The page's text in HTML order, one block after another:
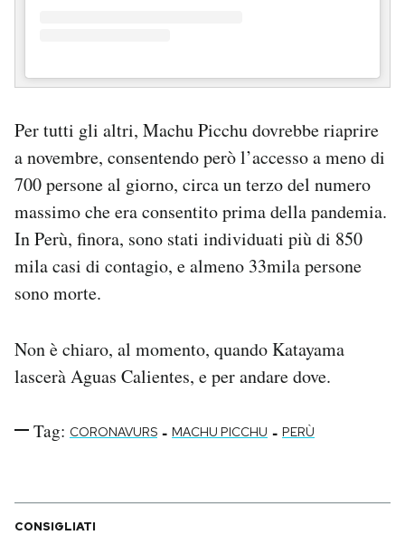
Per tutti gli altri, Machu Picchu dovrebbe riaprire
a novembre, consentendo però l’accesso a meno di
700 persone al giorno, circa un terzo del numero
massimo che era consentito prima della pandemia.
In Perù, finora, sono stati individuati più di 850
mila casi di contagio, e almeno 33mila persone
sono morte.
Non è chiaro, al momento, quando Katayama
lascerà Aguas Calientes, e per andare dove.
Tag: CORONAVURS - MACHU PICCHU - PERÙ
CONSIGLIATI